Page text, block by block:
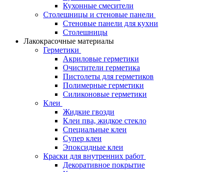
Кухонные смесители
Столешницы и стеновые панели
Стеновые панели для кухни
Столешницы
Лакокрасочные материалы
Герметики
Акриловые герметики
Очистители герметика
Пистолеты для герметиков
Полимерные герметики
Силиконовые герметики
Клеи
Жидкие гвозди
Клеи пва, жидкое стекло
Специальные клеи
Супер клеи
Эпоксидные клеи
Краски для внутренних работ
Декоративное покрытие